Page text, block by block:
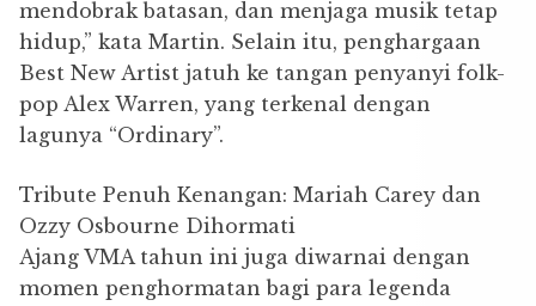
mendobrak batasan, dan menjaga musik tetap
hidup,” kata Martin. Selain itu, penghargaan
Best New Artist jatuh ke tangan penyanyi folk-
pop Alex Warren, yang terkenal dengan
lagunya “Ordinary”.
Tribute Penuh Kenangan: Mariah Carey dan
Ozzy Osbourne Dihormati
Ajang VMA tahun ini juga diwarnai dengan
momen penghormatan bagi para legenda